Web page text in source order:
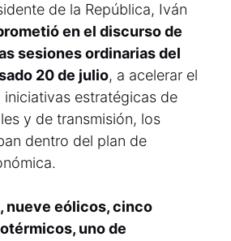
de la República, Iván
en el discurso de
sesiones ordinarias del
20 de julio, a acelerar el
iniciativas estratégicas de
y de transmisión, los
dentro del plan de
nueve eólicos, cinco
uno de